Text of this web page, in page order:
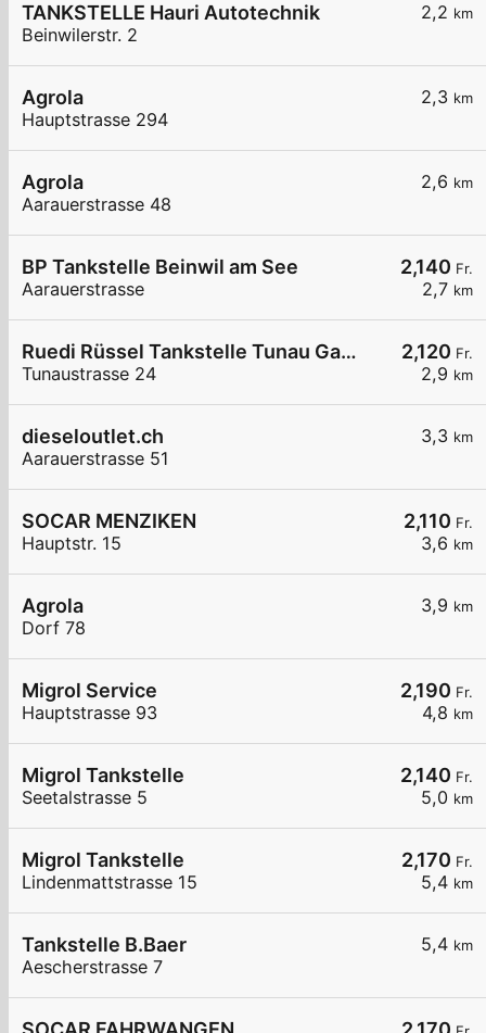
2,2 km
TANKSTELLE Hauri Autotechnik
Beinwilerstr. 2
2,3 km
Agrola
Hauptstrasse 294
2,6 km
Agrola
Aarauerstrasse 48
2,140 Fr.
2,7 km
BP Tankstelle Beinwil am See
Aarauerstrasse
2,120 Fr.
2,9 km
Ruedi Rüssel Tankstelle Tunau Garage GmbH
Tunaustrasse 24
3,3 km
dieseloutlet.ch
Aarauerstrasse 51
2,110 Fr.
3,6 km
SOCAR MENZIKEN
Hauptstr. 15
3,9 km
Agrola
Dorf 78
2,190 Fr.
4,8 km
Migrol Service
Hauptstrasse 93
2,140 Fr.
5,0 km
Migrol Tankstelle
Seetalstrasse 5
2,170 Fr.
5,4 km
Migrol Tankstelle
Lindenmattstrasse 15
5,4 km
Tankstelle B.Baer
Aescherstrasse 7